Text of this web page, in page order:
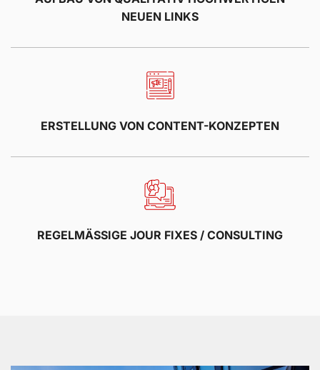
NEUEN LINKS
ERSTELLUNG VON CONTENT-KONZEPTEN
REGELMÄSSIGE JOUR FIXES / CONSULTING